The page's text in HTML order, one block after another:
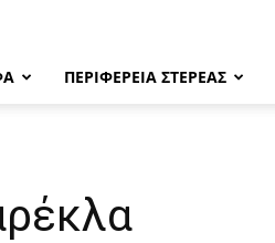
ΠΕΡΙΦΕΡΕΙΑ ΣΤΕΡΕΑΣ